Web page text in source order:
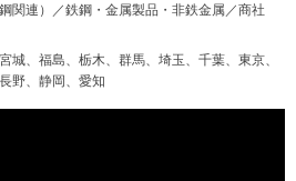
関連）／鉄鋼・金属製品・非鉄金属／商社
城、福島、栃木、群馬、埼玉、千葉、東京、
野、静岡、愛知